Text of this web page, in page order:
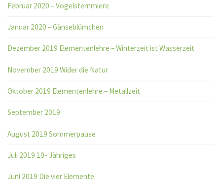
Februar 2020 – Vogelsternmiere
Januar 2020 – Gänseblümchen
Dezember 2019 Elementenlehre – Winterzeit ist Wasserzeit
November 2019 Wider die Natur
Oktober 2019 Elementenlehre – Metallzeit
September 2019
August 2019 Sommerpause
Juli 2019 10- Jähriges
Juni 2019 Die vier Elemente